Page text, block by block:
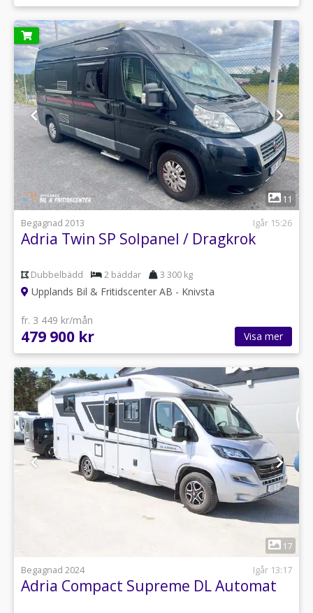
1
11
Begagnad 2013
Igår 15:26
Adria Twin SP Solpanel / Dragkrok
Dubbelbädd 2 bäddar 3 300 kg
Upplands Bil & Fritidscenter AB - Knivsta
fr. 3 449 kr/mån
479 900 kr Visa mer
17
Begagnad 2024
Igår 13:17
Adria Compact Supreme DL Automat